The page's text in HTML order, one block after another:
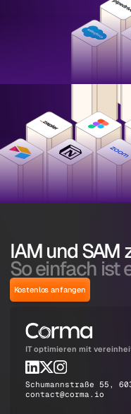
IAM und SAM
So einfach ist
Kostenlos anfangen
IT optimieren mit
Schumannstraße 55,
contact@corma.io